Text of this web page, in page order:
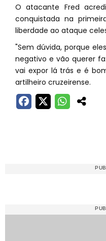
O atacante Fred
conquistada na
liberdade ao ataque
"Sem dúvida, porque
negativo e vão querer
vai expor lá trás e é
artilheiro cruzeirense.